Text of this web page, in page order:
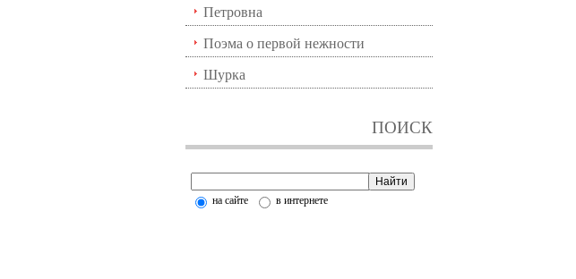
Петровна
Поэма о первой нежности
Шурка
ПОИСК
на сайте в интернете